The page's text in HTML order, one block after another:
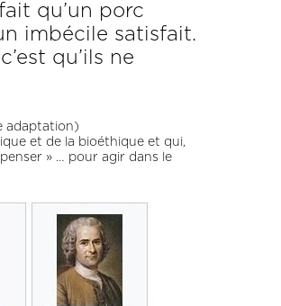
qu’un porc
imbécile satisfait.
qu’ils ne
adaptation)
et de la bioéthique et qui,
» … pour agir dans le